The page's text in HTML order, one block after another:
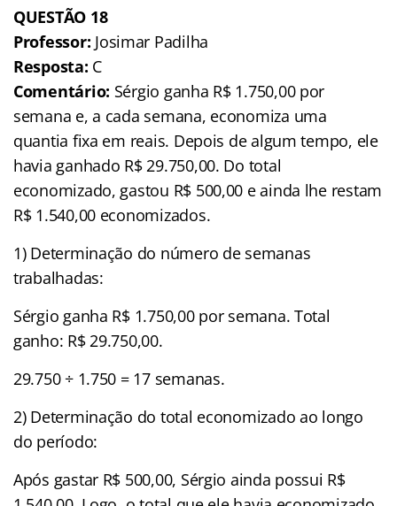
QUESTÃO 18
Professor: Josimar Padilha
Resposta: C
Comentário: Sérgio ganha R$ 1.750,00 por
semana e, a cada semana, economiza uma
quantia fixa em reais. Depois de algum tempo, ele
havia ganhado R$ 29.750,00. Do total
economizado, gastou R$ 500,00 e ainda lhe restam
R$ 1.540,00 economizados.
1) Determinação do número de semanas
trabalhadas:
Sérgio ganha R$ 1.750,00 por semana. Total
ganho: R$ 29.750,00.
29.750 ÷ 1.750 = 17 semanas.
2) Determinação do total economizado ao longo
do período:
Após gastar R$ 500,00, Sérgio ainda possui R$